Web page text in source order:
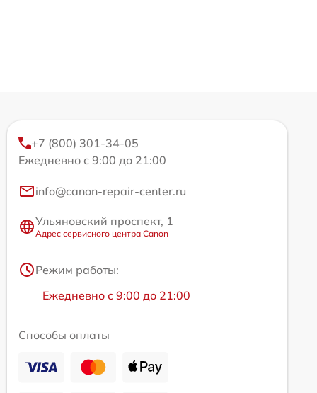
+7 (800) 301-34-05
Ежедневно с 9:00 до 21:00
info@canon-repair-center.ru
Ульяновский проспект, 1
Адрес сервисного центра Canon
Режим работы:
Ежедневно с 9:00 до 21:00
Способы оплаты